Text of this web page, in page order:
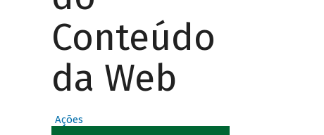
Conteúdo
da Web
Ações